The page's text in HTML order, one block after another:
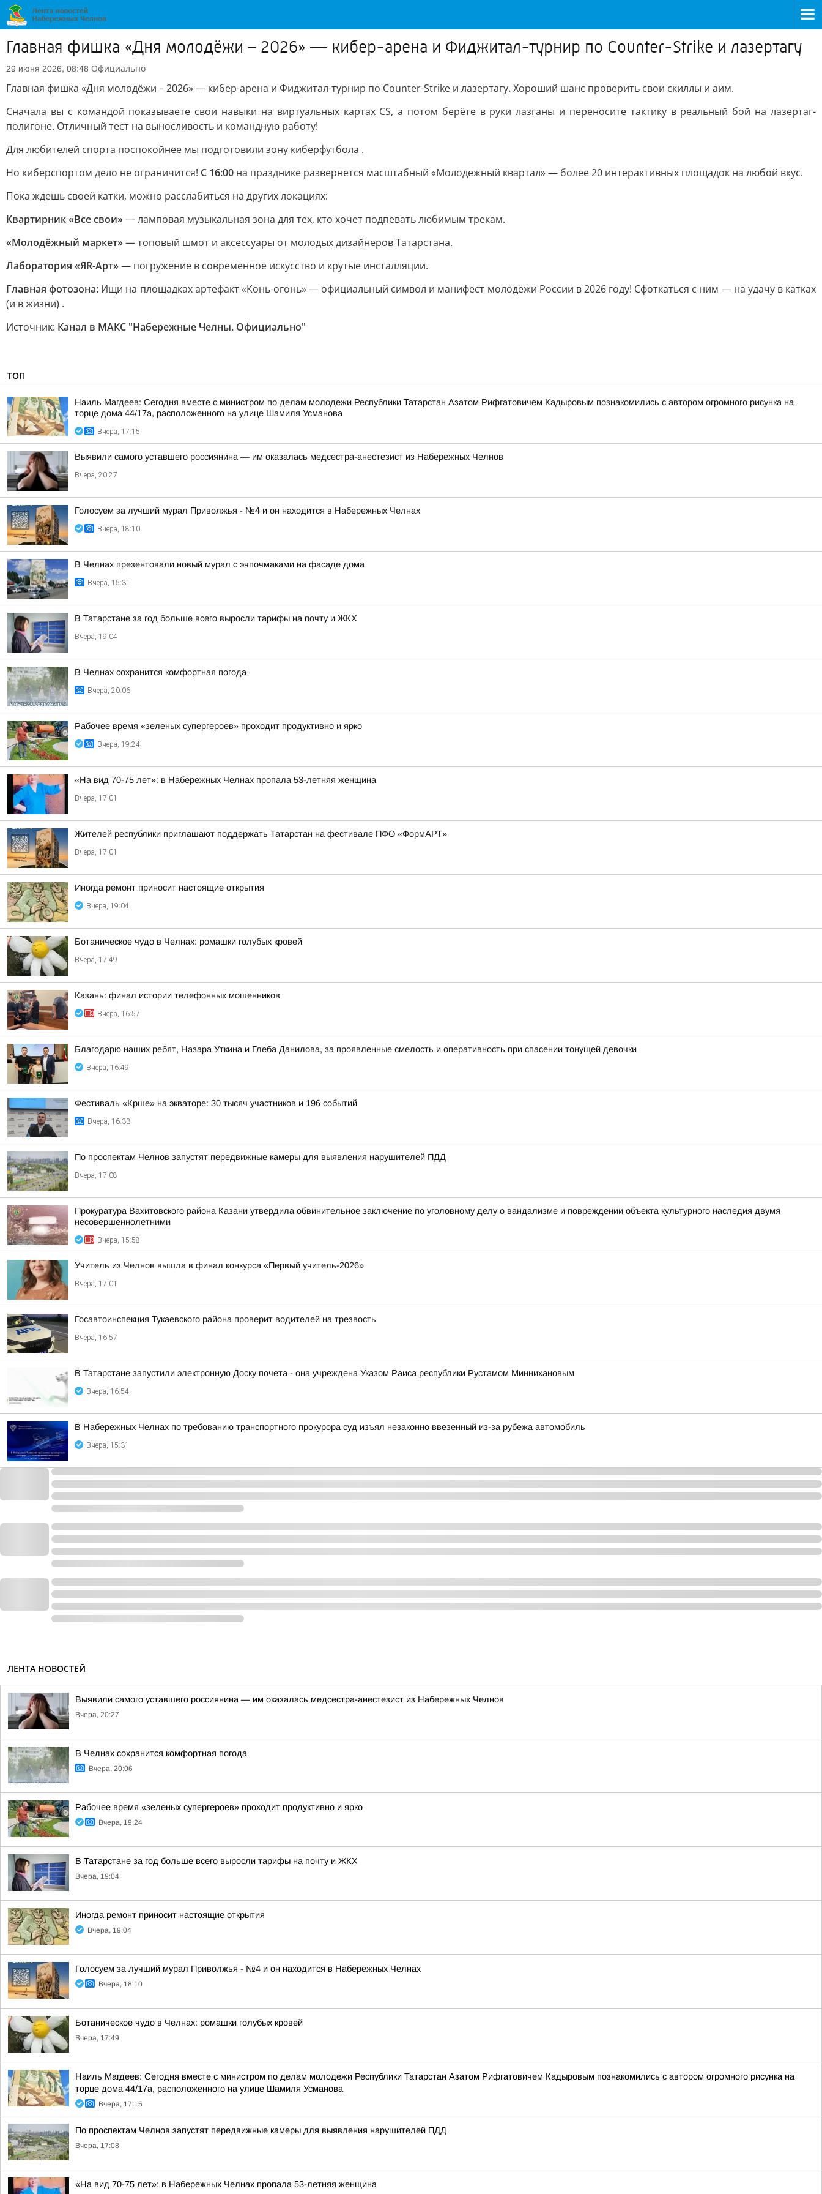
Главная фишка «Дня молодёжи – 2026» — кибер-арена и Фиджитал-турнир по Counter-Strike и лазертагу
29 июня 2026, 08:48 Официально
Главная фишка «Дня молодёжи – 2026» — кибер-арена и Фиджитал-турнир по Counter-Strike и лазертагу.Хороший шанс проверить свои скиллы и аим.
Сначала вы с командой показываете свои навыки на виртуальных картах CS, а потом берёте в руки лазганы и переносите тактику в реальный бой на лазертаг-
полигоне. Отличный тест на выносливость и командную работу!
Для любителей спорта поспокойнее мы подготовили зону киберфутбола .
Но киберспортом дело не ограничится! С 16:00 на празднике развернется масштабный «Молодежный квартал» — более 20 интерактивных площадок на любой вкус.
Пока ждешь своей катки, можно расслабиться на других локациях:
Квартирник «Все свои»— ламповая музыкальная зона для тех, кто хочет подпевать любимым трекам.
«Молодёжный маркет»— топовый шмот и аксессуары от молодых дизайнеров Татарстана.
Лаборатория «ЯR-Арт»— погружение в современное искусство и крутые инсталляции.
Главная фотозона: Ищи на площадках артефакт «Конь-огонь» — официальный символ и манифест молодёжи России в 2026 году! Сфоткаться с ним — на удачу в катках
(и в жизни) .
Источник: Канал в МАКС "Набережные Челны. Официально"
ТОП
Наиль Магдеев: Сегодня вместе с министром по делам молодежи Республики Татарстан Азатом Рифгатовичем Кадыровым познакомились с автором огромного рисунка на
торце дома 44/17а, расположенного на улице Шамиля Усманова
Вчера, 17:15
Выявили самого уставшего россиянина — им оказалась медсестра-анестезист из Набережных Челнов
Вчера, 20:27
Голосуем за лучший мурал Приволжья - №4 и он находится в Набережных Челнах
Вчера, 18:10
В Челнах презентовали новый мурал с эчпочмаками на фасаде дома
Вчера, 15:31
В Татарстане за год больше всего выросли тарифы на почту и ЖКХ
Вчера, 19:04
В Челнах сохранится комфортная погода
Вчера, 20:06
Рабочее время «зеленых супергероев» проходит продуктивно и ярко
Вчера, 19:24
«На вид 70-75 лет»: в Набережных Челнах пропала 53-летняя женщина
Вчера, 17:01
Жителей республики приглашают поддержать Татарстан на фестивале ПФО «ФормАРТ»
Вчера, 17:01
Иногда ремонт приносит настоящие открытия
Вчера, 19:04
Ботаническое чудо в Челнах: ромашки голубых кровей
Вчера, 17:49
Казань: финал истории телефонных мошенников
Вчера, 16:57
Благодарю наших ребят, Назара Уткина и Глеба Данилова, за проявленные смелость и оперативность при спасении тонущей девочки
Вчера, 16:49
Фестиваль «Крше» на экваторе: 30 тысяч участников и 196 событий
Вчера, 16:33
По проспектам Челнов запустят передвижные камеры для выявления нарушителей ПДД
Вчера, 17:08
Прокуратура Вахитовского района Казани утвердила обвинительное заключение по уголовному делу о вандализме и повреждении объекта культурного наследия двумя
несовершеннолетними
Вчера, 15:58
Учитель из Челнов вышла в финал конкурса «Первый учитель-2026»
Вчера, 17:01
Госавтоинспекция Тукаевского района проверит водителей на трезвость
Вчера, 16:57
В Татарстане запустили электронную Доску почета - она учреждена Указом Раиса республики Рустамом Миннихановым
Вчера, 16:54
В Набережных Челнах по требованию транспортного прокурора суд изъял незаконно ввезенный из-за рубежа автомобиль
Вчера, 15:31
ЛЕНТА НОВОСТЕЙ
Выявили самого уставшего россиянина — им оказалась медсестра-анестезист из Набережных Челнов
Вчера, 20:27
В Челнах сохранится комфортная погода
Вчера, 20:06
Рабочее время «зеленых супергероев» проходит продуктивно и ярко
Вчера, 19:24
В Татарстане за год больше всего выросли тарифы на почту и ЖКХ
Вчера, 19:04
Иногда ремонт приносит настоящие открытия
Вчера, 19:04
Голосуем за лучший мурал Приволжья - №4 и он находится в Набережных Челнах
Вчера, 18:10
Ботаническое чудо в Челнах: ромашки голубых кровей
Вчера, 17:49
Наиль Магдеев: Сегодня вместе с министром по делам молодежи Республики Татарстан Азатом Рифгатовичем Кадыровым познакомились с автором огромного рисунка на
торце дома 44/17а, расположенного на улице Шамиля Усманова
Вчера, 17:15
По проспектам Челнов запустят передвижные камеры для выявления нарушителей ПДД
Вчера, 17:08
«На вид 70-75 лет»: в Набережных Челнах пропала 53-летняя женщина